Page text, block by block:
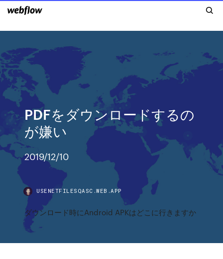
PDFをダウンロードするの
が嫌い
2019/12/10
USENETFILESQASC.WEB.APP
ダウンロード時にAndroid APKはどこに行きますか